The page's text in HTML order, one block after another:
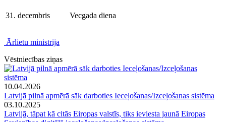
31. decembris Vecgada diena
Ārlietu ministrija
Vēstniecības ziņas
10.04.2026
Latvijā pilnā apmērā sāk darboties Ieceļošanas/Izceļošanas sistēma
03.10.2025
Latvijā, tāpat kā citās Eiropas valstīs, tiks ieviesta jaunā Eiropas